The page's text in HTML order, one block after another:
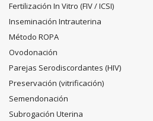
Fertilización In Vitro (FIV / ICSI)
Inseminación Intrauterina
Método ROPA
Ovodonación
Parejas Serodiscordantes (HIV)
Preservación (vitrificación)
Semendonación
Subrogación Uterina